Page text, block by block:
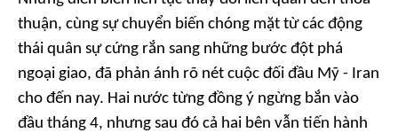
thuận, cùng sự chuyển biến chóng mặt từ các động
thái quân sự cứng rắn sang những bước đột phá
ngoại giao, đã phản ánh rõ nét cuộc đối đầu Mỹ - Iran
cho đến nay. Hai nước từng đồng ý ngừng bắn vào
đầu tháng 4, nhưng sau đó cả hai bên vẫn tiến hành